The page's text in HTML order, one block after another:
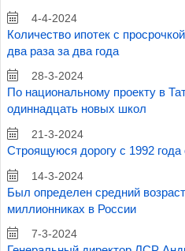
4-4-2024
Количество ипотек с
два раза за два года
28-3-2024
По национальному проекту в
одиннадцать новых школ
21-3-2024
Строящуюся дорогу с 1992
14-3-2024
Был определен средний
миллионниках в России
7-3-2024